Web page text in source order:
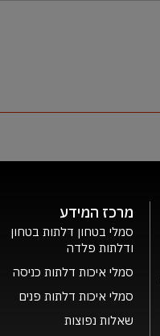
מרכז המידע
סמלי בטחון דלתות בטחון
ודלתות פלדה
סמלי איכות דלתות כניסה
סמלי איכות דלתות פנים
שאלות נפוצות